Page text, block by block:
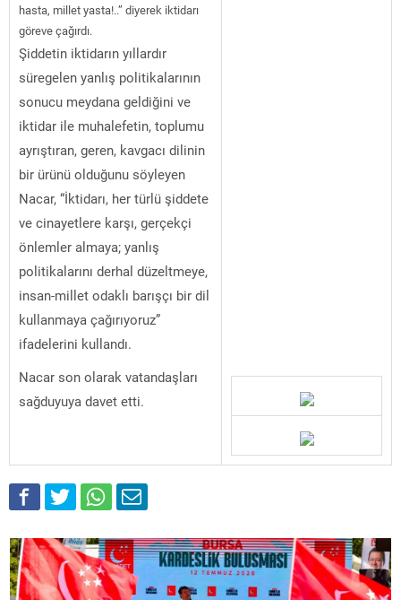
hasta, millet yasta!..” diyerek iktidarı
göreve çağırdı.
Şiddetin iktidarın yıllardır
süregelen yanlış politikalarının
sonucu meydana geldiğini ve
iktidar ile muhalefetin, toplumu
ayrıştıran, geren, kavgacı dilinin
bir ürünü olduğunu söyleyen
Nacar, “İktidarı, her türlü şiddete
ve cinayetlere karşı, gerçekçi
önlemler almaya; yanlış
politikalarını derhal düzeltmeye,
insan-millet odaklı barışçı bir dil
kullanmaya çağırıyoruz”
ifadelerini kullandı.
Nacar son olarak vatandaşları
sağduyuya davet etti.